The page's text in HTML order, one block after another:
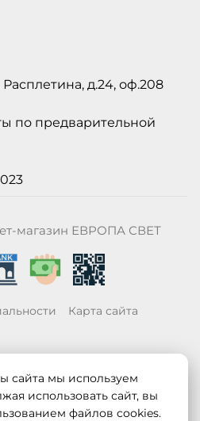
Расплетина, д.24, оф.208
по предварительной
магазин ЕВРОПА СВЕТ
Карта сайта
сайта мы используем
использовать сайт, вы
файлов cookies.